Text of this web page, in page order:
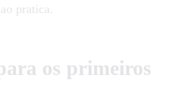
pratica.
os primeiros